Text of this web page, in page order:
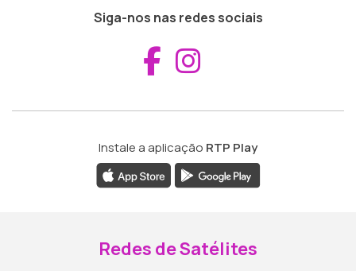
Siga-nos nas redes sociais
Aceder ao
Instale a aplicação RTP Play
Redes de Satélites